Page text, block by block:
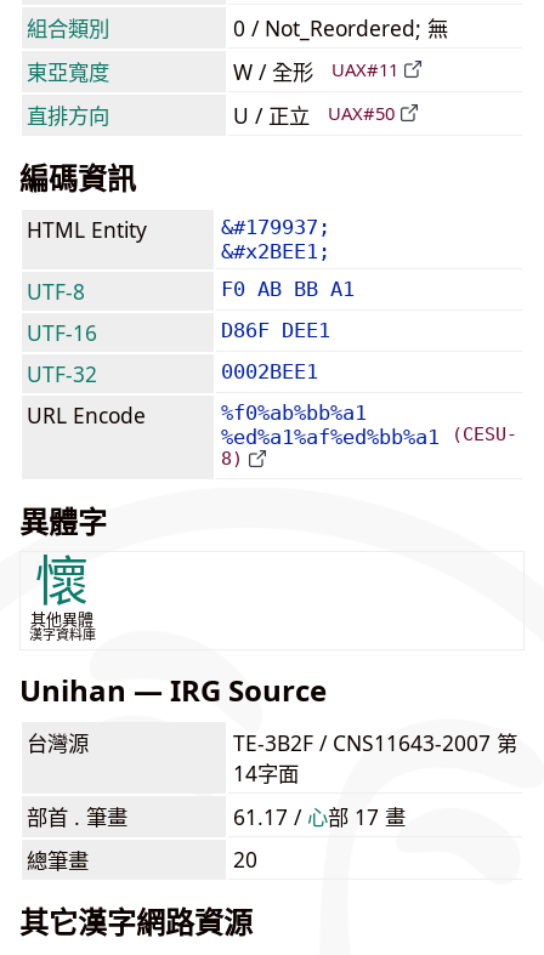
組合類別
0 / Not_Reordered; 無
東亞寬度
W / 全形 UAX#11
直排方向 U / 正立 UAX#50
編碼資訊
HTML Entity
&#179937;
&#x2BEE1;
UTF-8 F0 AB BB A1
UTF-16 D86F DEE1
UTF-32 0002BEE1
URL Encode
%f0%ab%bb%a1
%ed%a1%af%ed%bb%a1
(CESU-
8)
異體字
懷
其他異體
漢字資料庫
Unihan — IRG Source
台灣源
TE-3B2F / CNS11643-2007 第
14字面
部首 . 筆畫
61.17 / ⼼部 17 畫
總筆畫
20
其它漢字網路資源